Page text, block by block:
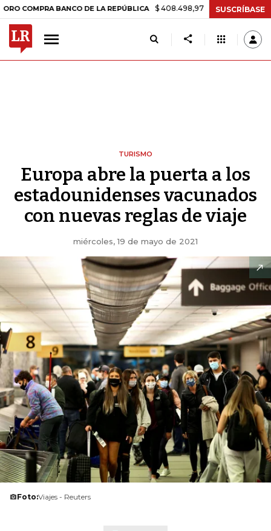
BANCO DE LA REPÚBLICA $ 408.498,97 +$ 8.753,81 +2,19%
SUSCRÍBASE
TURISMO
Europa abre la puerta a los
estadounidenses vacunados
con nuevas reglas de viaje
miércoles, 19 de mayo de 2021
Foto:Viajes - Reuters